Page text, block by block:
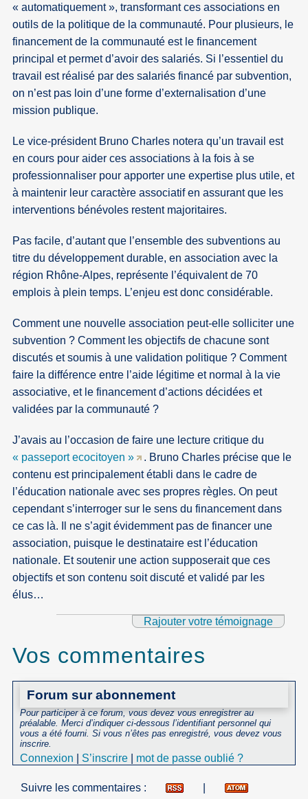
« automatiquement », transformant ces associations en
outils de la politique de la communauté. Pour plusieurs, le
financement de la communauté est le financement
principal et permet d’avoir des salariés. Si l’essentiel du
travail est réalisé par des salariés financé par subvention,
on n’est pas loin d’une forme d’externalisation d’une
mission publique.
Le vice-président Bruno Charles notera qu’un travail est
en cours pour aider ces associations à la fois à se
professionnaliser pour apporter une expertise plus utile, et
à maintenir leur caractère associatif en assurant que les
interventions bénévoles restent majoritaires.
Pas facile, d’autant que l’ensemble des subventions au
titre du développement durable, en association avec la
région Rhône-Alpes, représente l’équivalent de 70
emplois à plein temps. L’enjeu est donc considérable.
Comment une nouvelle association peut-elle solliciter une
subvention ? Comment les objectifs de chacune sont
discutés et soumis à une validation politique ? Comment
faire la différence entre l’aide légitime et normal à la vie
associative, et le financement d’actions décidées et
validées par la communauté ?
J’avais au l’occasion de faire une lecture critique du
« passeport ecocitoyen »
. Bruno Charles précise que le
contenu est principalement établi dans le cadre de
l’éducation nationale avec ses propres règles. On peut
cependant s’interroger sur le sens du financement dans
ce cas là. Il ne s’agit évidemment pas de financer une
association, puisque le destinataire est l’éducation
nationale. Et soutenir une action supposerait que ces
objectifs et son contenu soit discuté et validé par les
élus…
Rajouter votre témoignage
Vos commentaires
Forum sur abonnement
Pour participer à ce forum, vous devez vous enregistrer au
préalable. Merci d’indiquer ci-dessous l’identifiant personnel qui
vous a été fourni. Si vous n’êtes pas enregistré, vous devez vous
inscrire.
Connexion S’inscrire mot de passe oublié ?
Suivre les commentaires :